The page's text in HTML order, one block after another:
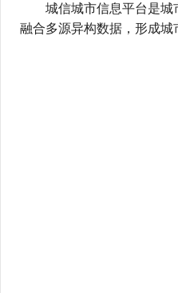
城信城市信息平台是城市
融合多源异构数据，形成